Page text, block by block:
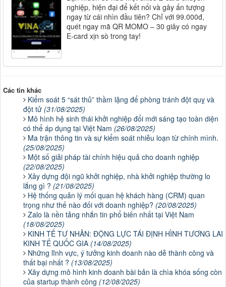
nghiệp, hiện đại để kết nối và gây ấn tượng
ngay từ cái nhìn đầu tiên? Chỉ với 99.000đ,
quét ngay mã QR MOMO – 30 giây có ngay
E-card xịn sò trong tay!
Các tin khác
Kiểm soát 5 “sát thủ” thầm lặng để phòng tránh đột quỵ và
đột tử (31/08/2025)
Mô hình hệ sinh thái khởi nghiệp đổi mới sáng tạo toàn diện
có thể áp dụng tại Việt Nam (26/08/2025)
Ma trận thông tin và sự kiểm soát nhiễu loạn từ chính mình.
(25/08/2025)
Một số giải pháp tài chính hiệu quả cho doanh nghiệp
(22/08/2025)
Xây dựng đội ngũ khởi nghiệp, nhà khởi nghiệp thường lo
lắng gì ? (21/08/2025)
Hệ thống quản lý mối quan hệ khách hàng (CRM) quan
trọng như thế nào đối với doanh nghiệp? (20/08/2025)
Zalo là nền tảng nhắn tin phổ biến nhất tại Việt Nam
(18/08/2025)
KINH TẾ TƯ NHÂN: ĐỘNG LỰC TÁI ĐỊNH HÌNH TƯƠNG LAI
KINH TẾ QUỐC GIA (14/08/2025)
Những lĩnh vực, ý tưởng kinh doanh nào dễ thành công và
thất bại nhất ? (13/08/2025)
Xây dựng mô hình kinh doanh bài bản là chìa khóa sống còn
của startup thành công (12/08/2025)